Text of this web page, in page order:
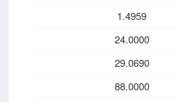
1.4959
24.0000
29.0690
88.0000